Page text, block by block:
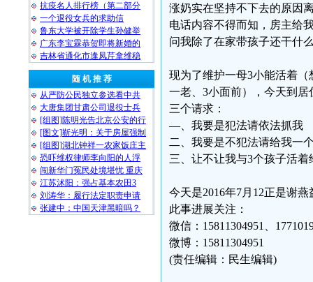
抗疫名人排行榜（第二部分
一个退役女兵的求助信
鲁东大学被开除学生孙健举
广东李宝霖恭贺即将新婚的
吉林省通化市逢凤芹拿维稳
随 机 推 荐
从严防公民独立参选看中共
大唐集团甘肃公司退役士兵
[组图]陈明光告北京公安的行
[图文]靳光明：关于房屋强制
[组图]湖北钟祥一农家饭庄主
恐吓维权律师李向阳的人浮
闯新华门冤民处境堪忧 重庆
江苏沭阳：强占基本农田3
刘涛华：履行法定职责申请
张建中：中国天津黑暗吗？
涨奶实在坚持不下去的原因
电话内容不得而知，房主给
问我除了在家带孩子还干什
现为了维护一母3小能活着
一老、3小面前），今天到
三个请求：
—、我要是犯法请依法抓我
二、我要是不犯法请给我一
三、让不让我与3个孩子活着
今天是2016年7月12正是谢
此事进展关注：
微信：15811304951、
微博：15811304951
(责任编辑：民生编辑)